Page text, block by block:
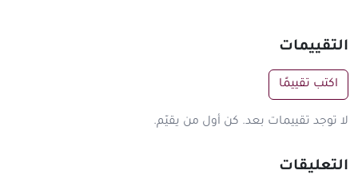
التقييمات
اكتب تقييمًا
لا توجد تقييمات بعد. كن أول من يقيّم.
التعليقات